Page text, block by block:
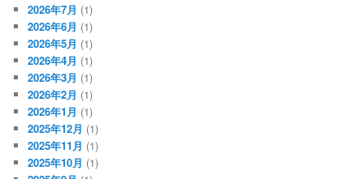
2026年7月 (1)
2026年6月 (1)
2026年5月 (1)
2026年4月 (1)
2026年3月 (1)
2026年2月 (1)
2026年1月 (1)
2025年12月 (1)
2025年11月 (1)
2025年10月 (1)